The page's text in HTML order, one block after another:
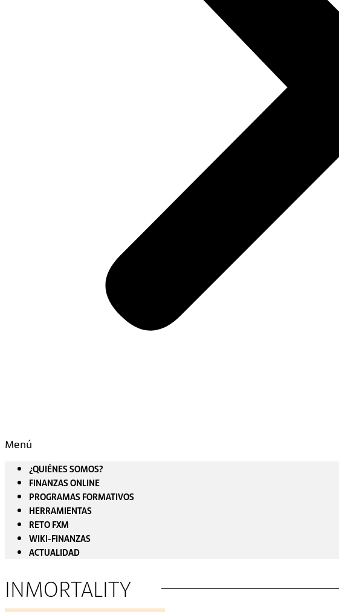
Menú
¿QUIÉNES SOMOS?
FINANZAS ONLINE
PROGRAMAS FORMATIVOS
HERRAMIENTAS
RETO FXM
WIKI-FINANZAS
ACTUALIDAD
INMORTALITY